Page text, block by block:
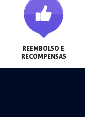
REEMBOLSO E
RECOMPENSAS